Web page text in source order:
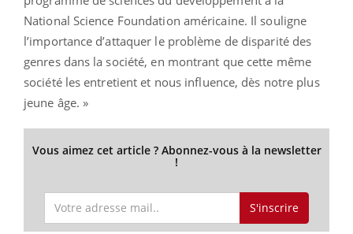
National Science Foundation américaine. Il souligne
l’importance d’attaquer le problème de disparité des
genres dans la société, en montrant que cette même
société les entretient et nous influence, dès notre plus
jeune âge. »
Vous aimez cet article ? Abonnez-vous à la newsletter
!
S'inscrire